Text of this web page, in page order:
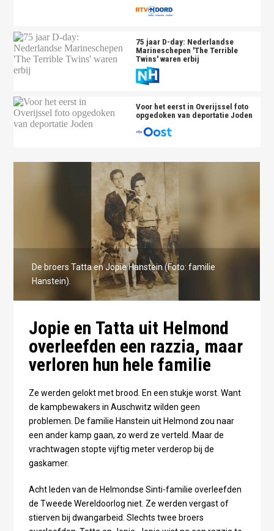
75 jaar D-day: Nederlandse
Marineschepen 'The Terrible
Twins' waren erbij
Voor het eerst in Overijssel foto
opgedoken van deportatie Joden
De broers Tatta en Jopie Hanstein (Foto: familie
Hanstein).
Jopie en Tatta uit Helmond
overleefden een razzia, maar
verloren hun hele familie
Ze werden gelokt met brood. En een stukje worst. Want
de kampbewakers in Auschwitz wilden geen
problemen. De familie Hanstein uit Helmond zou naar
een ander kamp gaan, zo werd ze verteld. Maar de
vrachtwagen stopte vijftig meter verderop bij de
gaskamer.
Acht leden van de Helmondse Sinti-familie overleefden
de Tweede Wereldoorlog niet. Ze werden vergast of
stierven bij dwangarbeid. Slechts twee broers